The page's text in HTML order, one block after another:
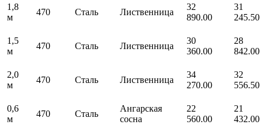
1,8
м
470 Сталь Лиственница
32
890.00
31
245.50
1,5
м
470 Сталь Лиственница
30
360.00
28
842.00
2,0
м
470 Сталь Лиственница
34
270.00
32
556.50
0,6
м
470 Сталь
Ангарская
сосна
22
560.00
21
432.00